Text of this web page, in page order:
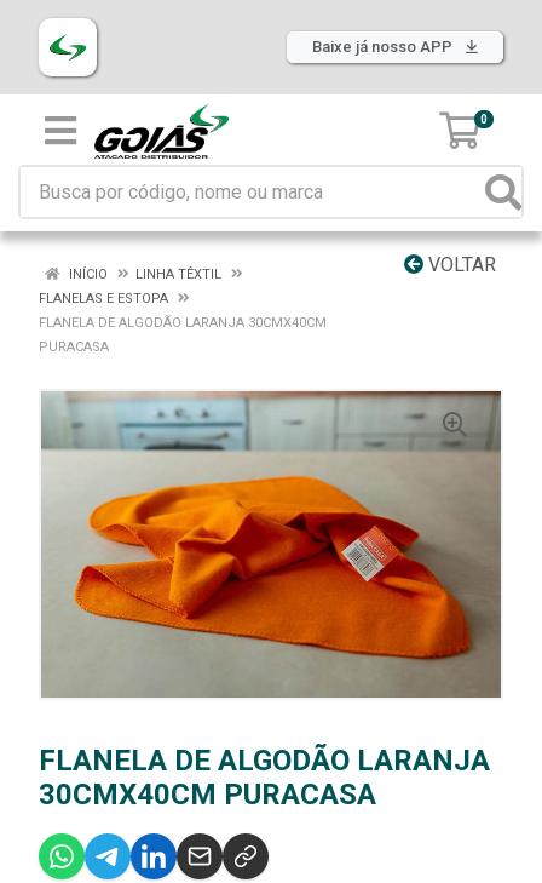
Baixe já nosso APP
0
VOLTAR
INÍCIO
LINHA TÊXTIL
FLANELAS E ESTOPA
FLANELA DE ALGODÃO LARANJA 30CMX40CM
PURACASA
FLANELA DE ALGODÃO LARANJA
30CMX40CM PURACASA